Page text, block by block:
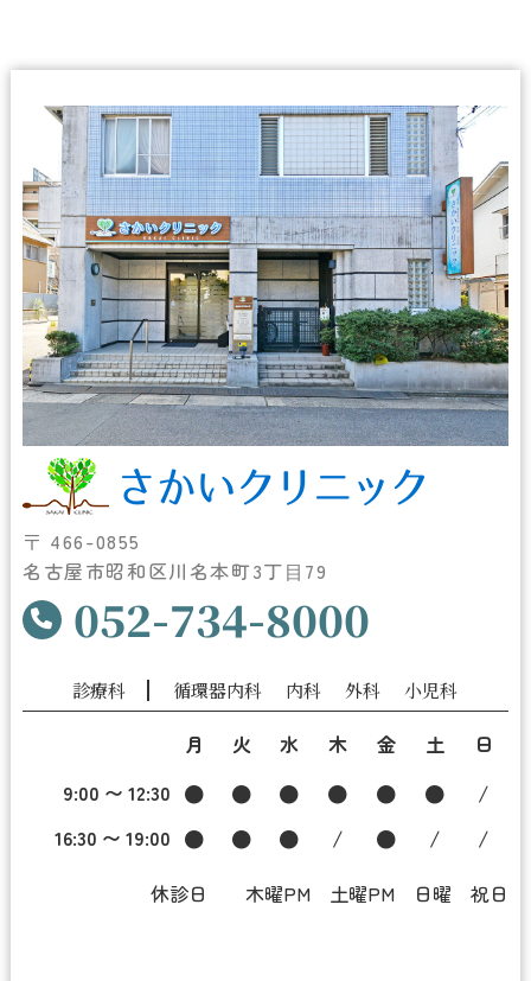
〒 466-0855
名古屋市昭和区川名本町3丁⽬79
052-734-8000
診療科 循環器内科 内科 外科 小児科
月 火 水 木 金 土
日
9:00 〜 12:30 ● ● ● ● ● ● /
16:30 〜 19:00 ● ● ● / ● / /
休診日 木曜PM 土曜PM 日曜 祝日